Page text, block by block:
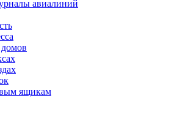
авиалиний
ящикам